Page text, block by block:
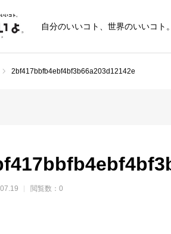
自分のいいコト、世界のいいコト
2bf417bbfb4ebf4bf3b66a203d12142e
閲覧数：0